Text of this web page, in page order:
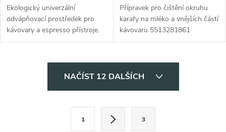
Ekologický univerzální
odvápňovací prostředek pro
kávovary a espresso přístroje.
Objem 100 ml.
Přípravek pro čištění okruhu
karafy na mléko a vnějších částí
kávovaru 5513281861
NAČÍST 12 DALŠÍCH
1 3